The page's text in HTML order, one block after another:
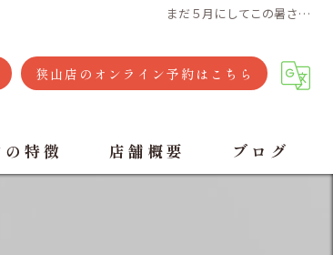
まだ５月にしてこの暑さ…
狭山店のオンライン予約はこちら
特徴 店舗概要 ブログ